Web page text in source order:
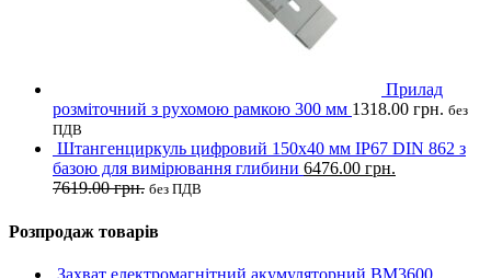
Прилад
розміточний з рухомою рамкою 300 мм 1318.00 грн. без
ПДВ
Штангенциркуль цифровий 150х40 мм IP67 DIN 862 з
базою для вимірювання глибини 6476.00 грн.
7619.00грн. без ПДВ
Розпродаж товарів
Захват електромагнітний акумуляторний BM3600